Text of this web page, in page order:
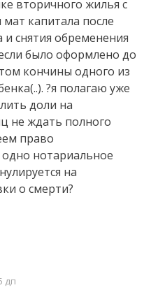
вторичного жилья с
капитала после
и снятия обременения
было оформлено до
кончины одного из
?я полагаю уже
доли на
не ждать полного
право
одно нотариальное
на
о смерти?
дп